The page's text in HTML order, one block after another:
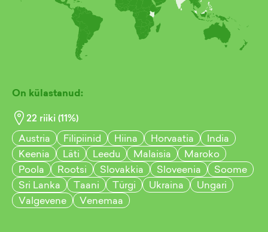
On külastanud:
22 riiki (11%)
Austria
Filipiinid Hiina Horvaatia
India
Keenia
Läti Leedu Malaisia
Maroko
Poola
Rootsi Slovakkia Sloveenia
Soome
Sri Lanka
Taani Türgi Ukraina
Ungari
Valgevene
Venemaa